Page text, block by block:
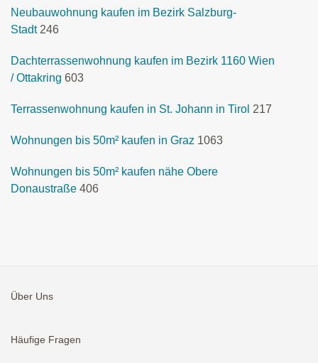
Neubauwohnung kaufen im Bezirk Salzburg-
Stadt 246
Dachterrassenwohnung kaufen im Bezirk 1160 Wien
/ Ottakring 603
Terrassenwohnung kaufen in St. Johann in Tirol 217
Wohnungen bis 50m² kaufen in Graz 1063
Wohnungen bis 50m² kaufen nähe Obere
Donaustraße 406
Über Uns
Häufige Fragen